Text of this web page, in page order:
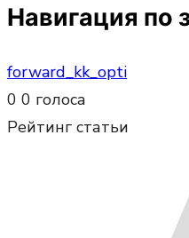
Навигация по
forward_kk_opti
0 0 голоса
Рейтинг статьи